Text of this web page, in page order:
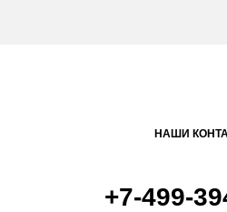
НАШИ
+7-499-